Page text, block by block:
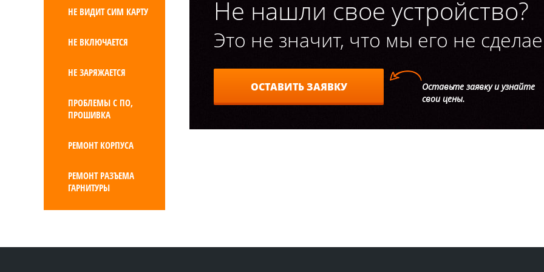
НЕ ВИДИТ СИМ КАРТУ
НЕ ВКЛЮЧАЕТСЯ
НЕ ЗАРЯЖАЕТСЯ
ПРОБЛЕМЫ С ПО,
ПРОШИВКА
РЕМОНТ КОРПУСА
РЕМОНТ РАЗЪЕМА
ГАРНИТУРЫ
Не нашли свое устройство?
Это не значит, что мы его не
ОСТАВИТЬ ЗАЯВКУ
Оставьте заявку и узнайте
свои цены.